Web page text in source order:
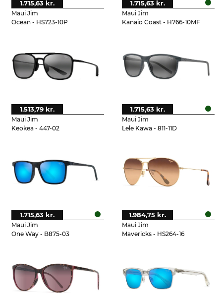
Maui Jim
Ocean - HS723-10P
1.715,63 kr.
Maui Jim
Kanaio Coast - H766-10MF
1.715,63 kr.
Maui Jim
Keokea - 447-02
1.513,79 kr.
Maui Jim
Lele Kawa - 811-11D
1.715,63 kr.
Maui Jim
One Way - B875-03
1.715,63 kr.
Maui Jim
Mavericks - HS264-16
1.984,75 kr.